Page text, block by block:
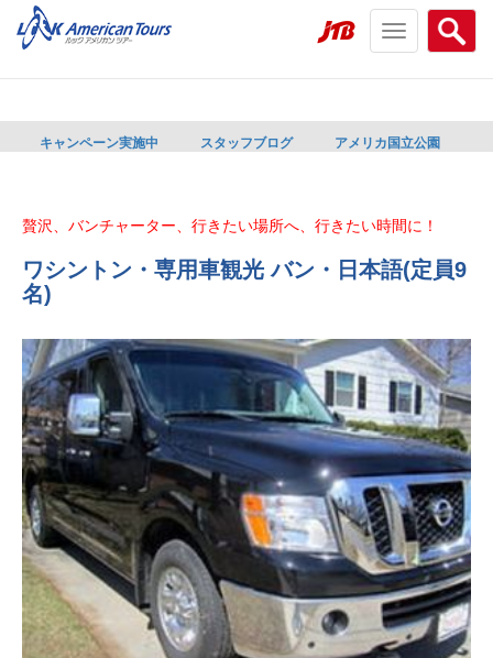
Search
menu
Toggle
navigation
キャンペーン実施中 スタッフブログ アメリカ国立公園
贅沢、バンチャーター、行きたい場所へ、行きたい時間に！
ワシントン・専用車観光 バン・日本語(定員9
名)